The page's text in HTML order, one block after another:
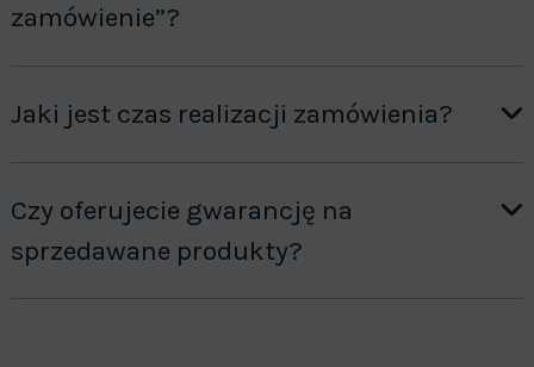
zamówienie”?
Jaki jest czas realizacji zamówienia?
Czy oferujecie gwarancję na
sprzedawane produkty?